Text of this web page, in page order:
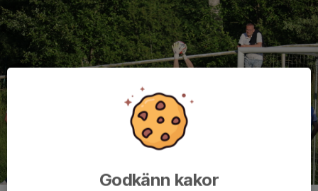
Godkänn kakor